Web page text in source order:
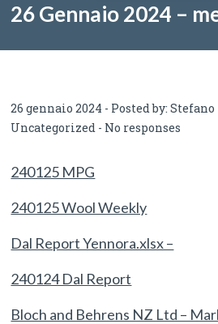
26 Gennaio 2024 –
26 gennaio 2024 - Posted by:Stefano
Uncategorized - No responses
240125 MPG
240125 Wool Weekly
Dal Report Yennora.xlsx –
240124 Dal Report
Bloch and Behrens NZ Ltd –